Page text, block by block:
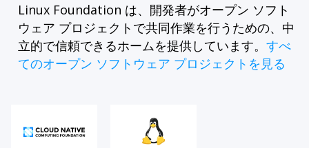
Linux Foundation は、開発者がオープン ソフト
ウェア プロジェクトで共同作業を行うための、中
立的で信頼できるホームを提供しています。 すべ
てのオープン ソフトウェア プロジェクトを見る